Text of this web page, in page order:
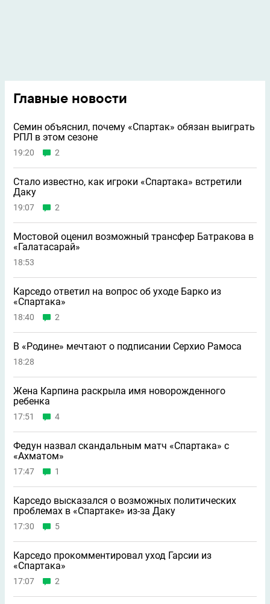
Главные новости
Семин объяснил, почему «Спартак» обязан выиграть
РПЛ в этом сезоне
19:20 2
Стало известно, как игроки «Спартака» встретили
Даку
19:07 2
Мостовой оценил возможный трансфер Батракова в
«Галатасарай»
18:53
Карседо ответил на вопрос об уходе Барко из
«Спартака»
18:40 2
В «Родине» мечтают о подписании Серхио Рамоса
18:28
Жена Карпина раскрыла имя новорождeнного
ребeнка
17:51 4
Федун назвал скандальным матч «Спартака» с
«Ахматом»
17:47 1
Карседо высказался о возможных политических
проблемах в «Спартаке» из-за Даку
17:30 5
Карседо прокомментировал уход Гарсии из
«Спартака»
17:07 2